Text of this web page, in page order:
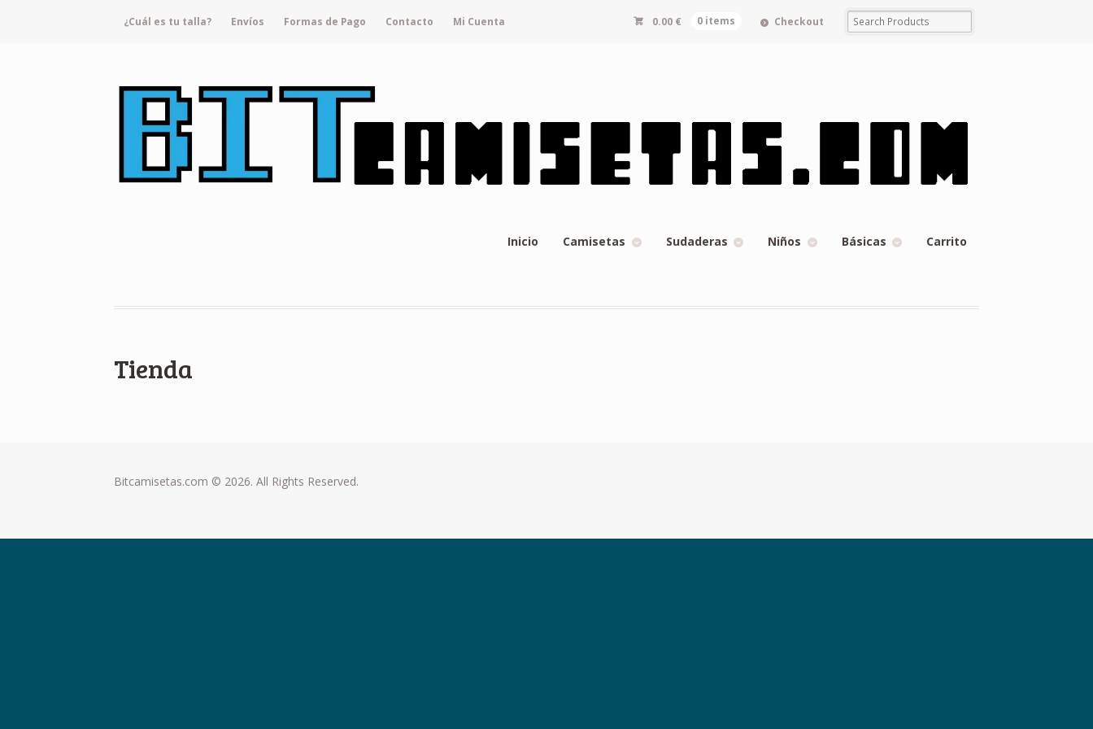
¿Cuál es tu talla? Envíos Formas de Pago Contacto Mi Cuenta 0.00 € 0 items Checkout
Inicio Camisetas Sudaderas Niños Básicas Carrito
Tienda
Bitcamisetas.com © 2026. All Rights Reserved.